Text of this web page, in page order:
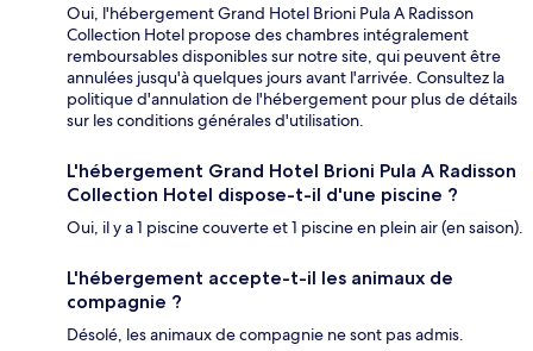
Oui, l'hébergement Grand Hotel Brioni Pula A Radisson
Collection Hotel propose des chambres intégralement
remboursables disponibles sur notre site, qui peuvent être
annulées jusqu'à quelques jours avant l'arrivée. Consultez la
politique d'annulation de l'hébergement pour plus de détails
sur les conditions générales d'utilisation.
L'hébergement Grand Hotel Brioni Pula A Radisson
Collection Hotel dispose-t-il d'une piscine ?
Oui, il y a 1 piscine couverte et 1 piscine en plein air (en saison).
L'hébergement accepte-t-il les animaux de
compagnie ?
Désolé, les animaux de compagnie ne sont pas admis.